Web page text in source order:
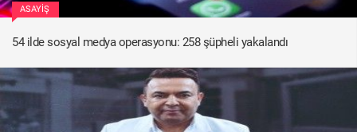
ASAYIŞ
54 ilde sosyal medya operasyonu: 258 şüpheli yakalandı